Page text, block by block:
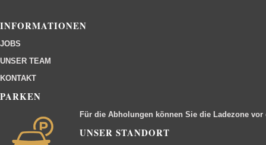
INFORMATIONEN
JOBS
UNSER TEAM
KONTAKT
PARKEN
Für die Abholungen können Sie die Ladezone
UNSER STANDORT